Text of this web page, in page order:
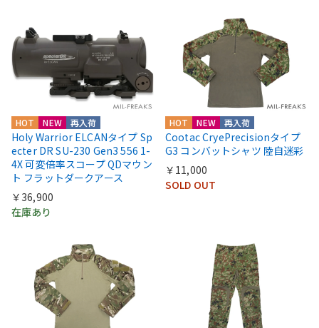
HOT NEW 再入荷
Holy Warrior ELCANタイプ Sp
ecter DR SU-230 Gen3 556 1-
4X 可変倍率スコープ QDマウン
ト フラットダークアース
￥36,900
在庫あり
HOT NEW 再入荷
Cootac CryePrecisionタイプ
G3 コンバットシャツ 陸自迷彩
￥11,000
SOLD OUT